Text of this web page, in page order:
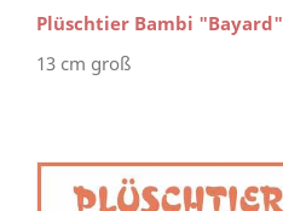
Plüschtier Bambi "Bayard"
13 cm groß